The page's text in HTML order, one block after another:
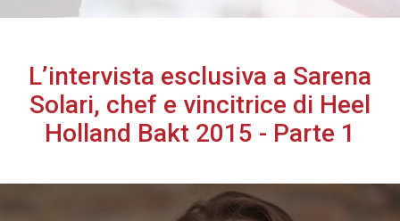
L’intervista esclusiva a Sarena
Solari, chef e vincitrice di Heel
Holland Bakt 2015 - Parte 1